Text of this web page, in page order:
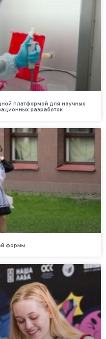
платформой для научных
разработок
формы